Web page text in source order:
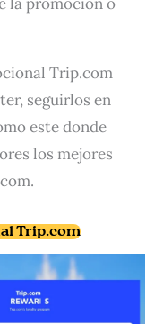
la promoción o
Trip.com
seguirlos en
este donde
los mejores
Trip.com